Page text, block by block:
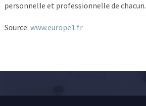
personnelle et professionnelle de chacun.
Source: www.europe1.fr